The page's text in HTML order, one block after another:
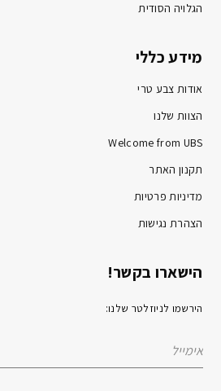
הגלויה הסודית
מידע כללי
אודות צבע טרי
הצוות שלנו
Welcome from UBS
תקנון האתר
מדיניות פרטיות
הצהרת נגישות
הישארו בקשר!
הירשמו לניוזלטר שלנו: